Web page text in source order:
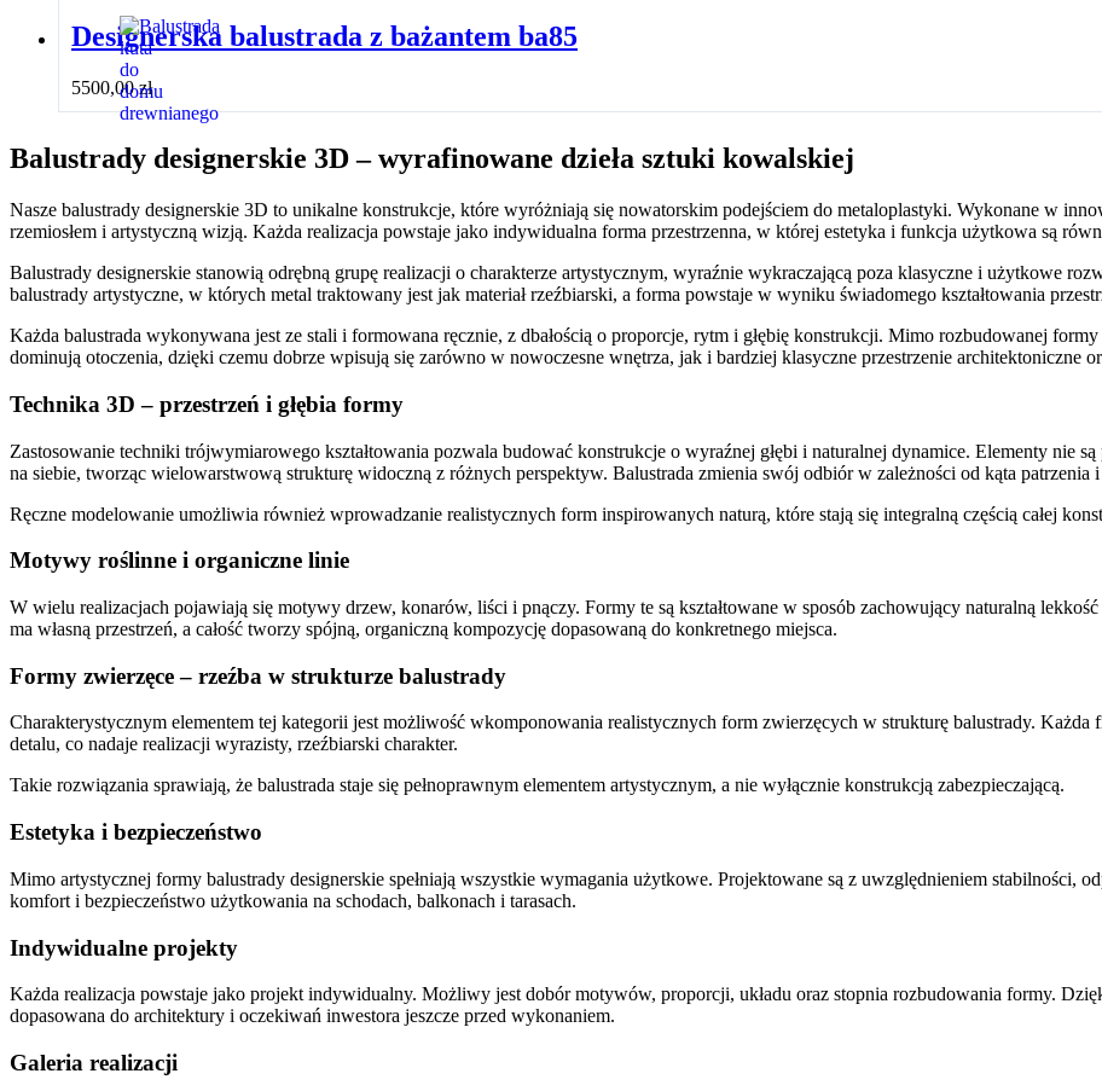
Designerska balustrada z bażantem ba85
5500,00zł
Balustrady designerskie 3D – wyrafinowane dzieła sztuki kowalskiej
Nasze balustrady designerskie 3D to unikalne konstrukcje, które wyróżniają się nowatorskim podejściem do metaloplastyki. Wykonane w
rzemiosłem i artystyczną wizją. Każda realizacja powstaje jako indywidualna forma przestrzenna, w której estetyka i funkcja użytkowa są
Balustrady designerskie stanowią odrębną grupę realizacji o charakterze artystycznym, wyraźnie wykraczającą poza klasyczne i użytkowe
balustrady artystyczne, w których metal traktowany jest jak materiał rzeźbiarski, a forma powstaje w wyniku świadomego kształtowania
Każda balustrada wykonywana jest ze stali i formowana ręcznie, z dbałością o proporcje, rytm i głębię konstrukcji. Mimo rozbudowanej
dominują otoczenia, dzięki czemu dobrze wpisują się zarówno w nowoczesne wnętrza, jak i bardziej klasyczne przestrzenie architektoniczne
Technika 3D – przestrzeń i głębia formy
Zastosowanie techniki trójwymiarowego kształtowania pozwala budować konstrukcje o wyraźnej głębi i naturalnej dynamice. Elementy nie
na siebie, tworząc wielowarstwową strukturę widoczną z różnych perspektyw. Balustrada zmienia swój odbiór w zależności od kąta patrzenia i
Ręczne modelowanie umożliwia również wprowadzanie realistycznych form inspirowanych naturą, które stają się integralną częścią całej
Motywy roślinne i organiczne linie
W wielu realizacjach pojawiają się motywy drzew, konarów, liści i pnączy. Formy te są kształtowane w sposób zachowujący naturalną
ma własną przestrzeń, a całość tworzy spójną, organiczną kompozycję dopasowaną do konkretnego miejsca.
Formy zwierzęce – rzeźba w strukturze balustrady
Charakterystycznym elementem tej kategorii jest możliwość wkomponowania realistycznych form zwierzęcych w strukturę balustrady.
detalu, co nadaje realizacji wyrazisty, rzeźbiarski charakter.
Takie rozwiązania sprawiają, że balustrada staje się pełnoprawnym elementem artystycznym, a nie wyłącznie konstrukcją zabezpieczającą.
Estetyka i bezpieczeństwo
Mimo artystycznej formy balustrady designerskie spełniają wszystkie wymagania użytkowe. Projektowane są z uwzględnieniem stabilności,
komfort i bezpieczeństwo użytkowania na schodach, balkonach i tarasach.
Indywidualne projekty
Każda realizacja powstaje jako projekt indywidualny. Możliwy jest dobór motywów, proporcji, układu oraz stopnia rozbudowania formy.
dopasowana do architektury i oczekiwań inwestora jeszcze przed wykonaniem.
Galeria realizacji